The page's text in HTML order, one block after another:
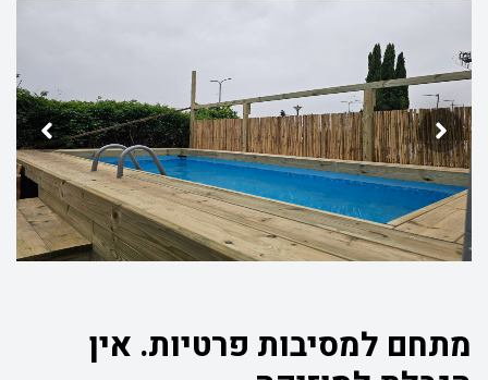
מתחם למסיבות פרטיות. אין